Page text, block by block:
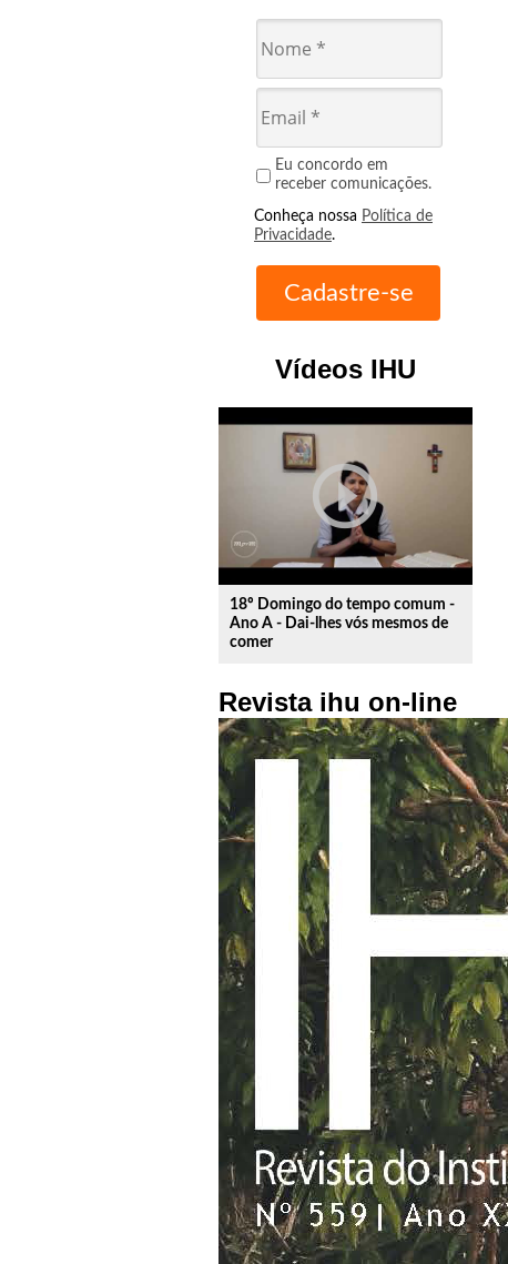
Eu concordo em
receber comunicações.
Conheça nossa Política de
Privacidade.
Vídeos IHU
play_circle_outline
18º Domingo do tempo comum -
Ano A - Dai-lhes vós mesmos de
comer
Revista ihu on-line